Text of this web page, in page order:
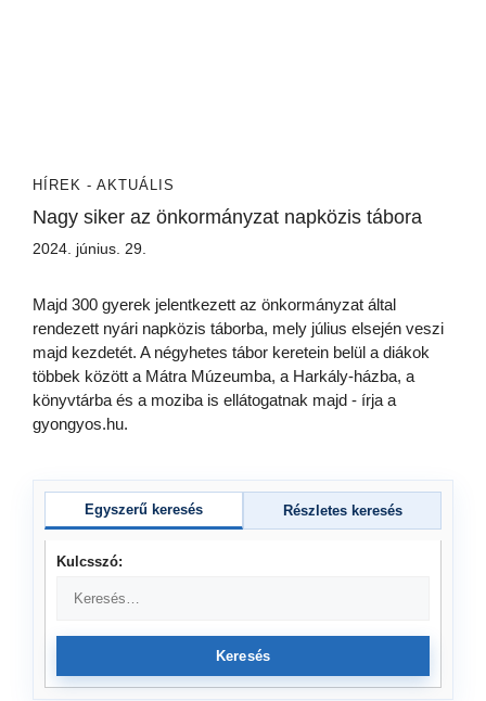
HÍREK - AKTUÁLIS
Nagy siker az önkormányzat napközis tábora
2024. június. 29.
Majd 300 gyerek jelentkezett az önkormányzat által
rendezett nyári napközis táborba, mely július elsején veszi
majd kezdetét. A négyhetes tábor keretein belül a diákok
többek között a Mátra Múzeumba, a Harkály-házba, a
könyvtárba és a moziba is ellátogatnak majd - írja a
gyongyos.hu.
Egyszerű keresés Részletes keresés
Kulcsszó:
Keresés